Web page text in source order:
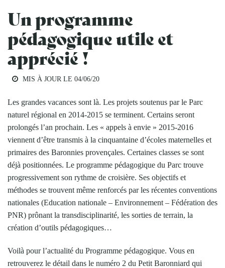
Un programme
pédagogique utile et
apprécié !
MIS À JOUR LE 04/06/20
Les grandes vacances sont là. Les projets soutenus par le Parc
naturel régional en 2014-2015 se terminent. Certains seront
prolongés l’an prochain. Les « appels à envie » 2015-2016
viennent d’être transmis à la cinquantaine d’écoles maternelles et
primaires des Baronnies provençales. Certaines classes se sont
déjà positionnées. Le programme pédagogique du Parc trouve
progressivement son rythme de croisière. Ses objectifs et
méthodes se trouvent même renforcés par les récentes conventions
nationales (Education nationale – Environnement – Fédération des
PNR) prônant la transdisciplinarité, les sorties de terrain, la
création d’outils pédagogiques…
Voilà pour l’actualité du Programme pédagogique. Vous en
retrouverez le détail dans le numéro 2 du Petit Baronniard qui